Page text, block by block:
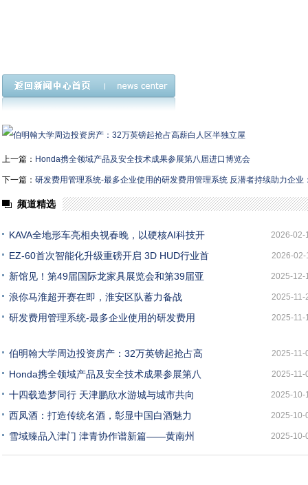
上一篇： Honda携全领域产品及安全技术成果参展第八届进口博览会
下一篇： 研发费用管理系统-最多企业使用的研发费用管理系统 反潜者持续助力企业
频道精选
KAVA全地形车亮相央视春晚，以硬核AI科技开 2026-02-
EZ-60首次智能化升级重磅开启 3D HUD行业首 2026-02-
新馆见！第49届国际龙家具展览会和第39届亚 2025-12-
浪你马淮超开赛在即，淮安区队蓄力备战 2025-11-
研发费用管理系统-最多企业使用的研发费用 2025-11-
伯明翰大学周边投资房产：32万英镑起抢占高 2025-11-
Honda携全领域产品及安全技术成果参展第八 2025-11-
十四载造梦同行 天津鹏欣水游城与城市共向 2025-10-
西凤酒：打造传统名酒，彰显中国白酒魅力 2025-10-
雪域臻品入津门 津青协作谱新篇——黄南州 2025-10-